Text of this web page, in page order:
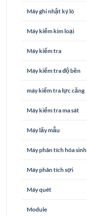
Máy ghi nhật ký lò
Máy kiểm kim loại
Máy kiểm tra
Máy kiểm tra độ bền
máy kiểm tra lực căng
Máy kiểm tra ma sát
Máy lấy mẫu
Máy phân tích hóa sinh
Máy phân tích sợi
Máy quét
Module